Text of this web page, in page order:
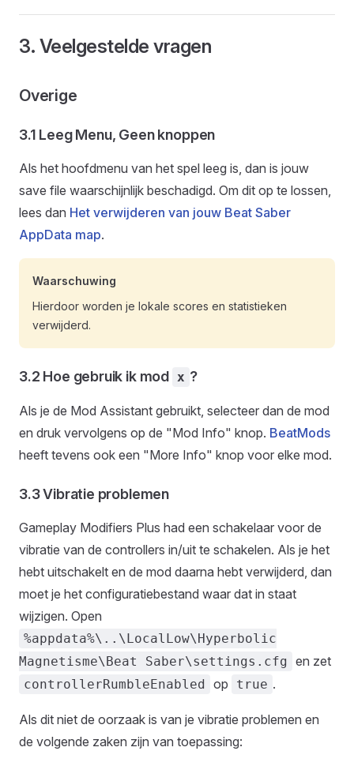
3. Veelgestelde vragen
Overige
3.1 Leeg Menu, Geen knoppen
Als het hoofdmenu van het spel leeg is, dan is jouw
save file waarschijnlijk beschadigd. Om dit op te lossen,
lees dan Het verwijderen van jouw Beat Saber
AppData map.
Waarschuwing
Hierdoor worden je lokale scores en statistieken
verwijderd.
3.2 Hoe gebruik ik mod x ?
Als je de Mod Assistant gebruikt, selecteer dan de mod
en druk vervolgens op de "Mod Info" knop. BeatMods
heeft tevens ook een "More Info" knop voor elke mod.
3.3 Vibratie problemen
Gameplay Modifiers Plus had een schakelaar voor de
vibratie van de controllers in/uit te schakelen. Als je het
hebt uitschakelt en de mod daarna hebt verwijderd, dan
moet je het configuratiebestand waar dat in staat
wijzigen. Open
%appdata%\..\LocalLow\Hyperbolic
Magnetisme\Beat Saber\settings.cfg en zet
controllerRumbleEnabled op true .
Als dit niet de oorzaak is van je vibratie problemen en
de volgende zaken zijn van toepassing: